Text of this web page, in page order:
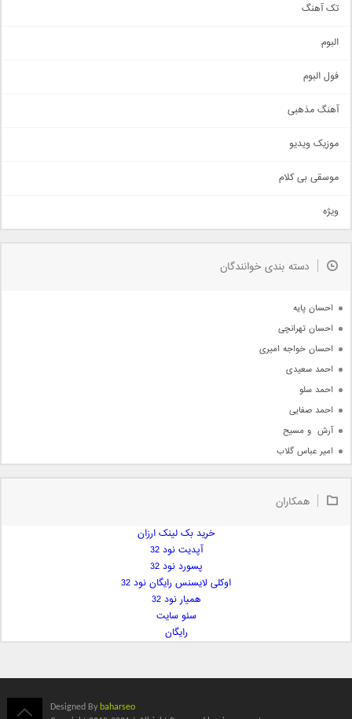
تک آهنگ
اجتماعی
حماسی
سنتی
اهنگ بندرعباسی
دمو
مذهبی
جدیدترین ها
البوم
فول البوم
آهنگ مذهبی
موزیک ویدیو
موسقی بی کلام
ویژه
دسته بندی خوانندگان
احسان پایه
احسان تهرانچی
احسان خواجه امیری
احمد سعیدی
احمد سلو
احمد صفایی
آرش  و مسیح
امیر عباس گلاب
امیر علی
ایمان فلاح
همکاران
خرید بک لینک ارزان
آپدیت نود 32
پسورد نود 32
اوکلی لایسنس رایگان نود 32
همیار نود 32
سئو سایت
رایگان
Designed By baharseo